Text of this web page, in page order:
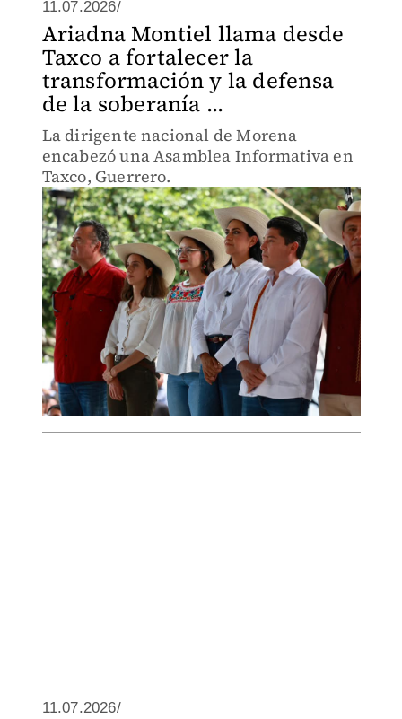
11.07.2026/
Ariadna Montiel llama desde
Taxco a fortalecer la
transformación y la defensa
de la soberanía ...
La dirigente nacional de Morena
encabezó una Asamblea Informativa en
Taxco, Guerrero.
11.07.2026/